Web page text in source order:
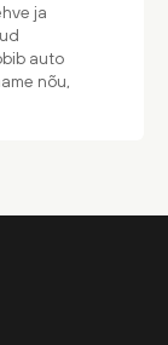
ja
auto
nõu,